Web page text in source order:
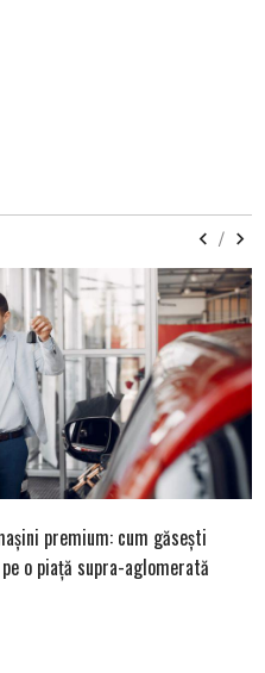
/
premium: cum găsești
o piață supra-aglomerată